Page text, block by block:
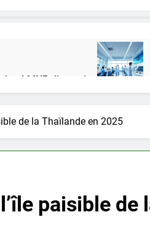
LMNP d’occasion Ifdak :
4 Mois Ago
en 2025 ?Okrami :
4 Mois Ago
gratuit spécialement conçu
de la Thaïlande en 2025
paisible de